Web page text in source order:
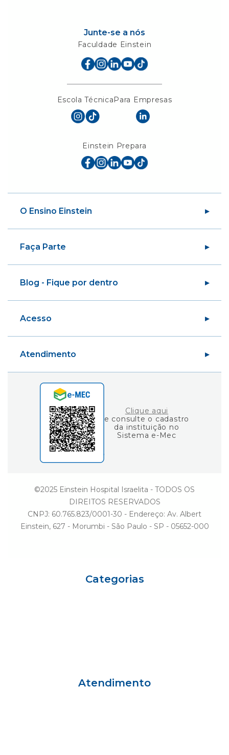
Junte-se a nós
Faculdade Einstein
Escola Técnica Para Empresas
Einstein Prepara
O Ensino Einstein
Sobre o Ensino Einstein
Nossas Unidades
Biblioteca
Graduação
Faça Parte
Educação em Saúde da População
Fundo de Estímulo ao Conhecimento
Blog - Fique por dentro
Carreiras
Variedades
Ciência e Vida
Acesso
Área do Professor
Consulta de Diplomas
Atendimento
Ouvidoria
Clique aqui
e consulte o cadastro
da instituição no
Sistema e-Mec
©2025 Einstein Hospital Israelita - TODOS OS
DIREITOS RESERVADOS
CNPJ: 60.765.823/0001-30 - Endereço: Av. Albert
Einstein, 627 - Morumbi - São Paulo - SP - 05652-000
Categorias
Atendimento